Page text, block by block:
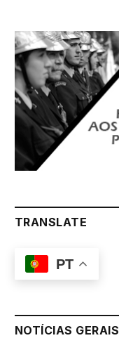
TRANSLATE
PT
NOTÍCIAS GERAIS